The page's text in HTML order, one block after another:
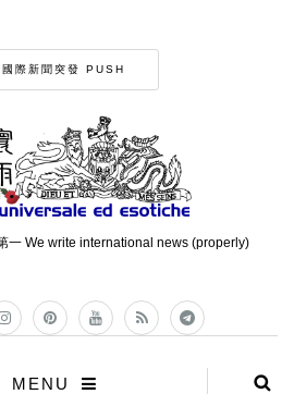
國際新聞突發 PUSH
一 We write international news (properly)
MENU